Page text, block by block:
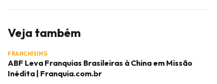
Veja também
FRANCHISING
ABF Leva Franquias Brasileiras à China em Missão
Inédita | Franquia.com.br